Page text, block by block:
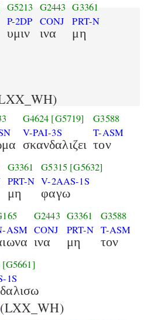
G5213
P-2DP
υμιν
G2443
CONJ
ινα
G3361
PRT-N
μη
G4624 [G5719]
V-PAI-3S
σκανδαλιζει
G3588
T-ASM
τον
G3361
PRT-N
μη
G5315 [G5632]
V-2AAS-1S
φαγω
ASM
G2443
CONJ
ινα
G3361
PRT-N
μη
G3588
T-ASM
τον
[G5661]
1S
(LXX_WH)